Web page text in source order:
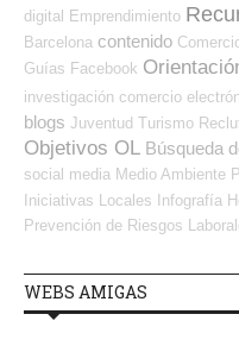
digital Emprendimiento
Barcelona contenido
Guías Facebook
investigación comercio
blogs Juventud Turismo
Objetivos OL Búsqueda
social media Medio Ambiente
Iniciativas Locales Infografía
Prevención de Riesgos
WEBS AMIGAS